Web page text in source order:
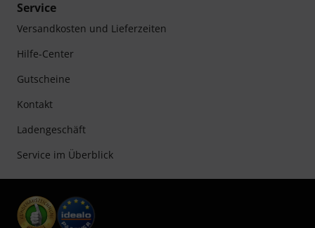
Service
Versandkosten und Lieferzeiten
Hilfe-Center
Gutscheine
Kontakt
Ladengeschäft
Service im Überblick